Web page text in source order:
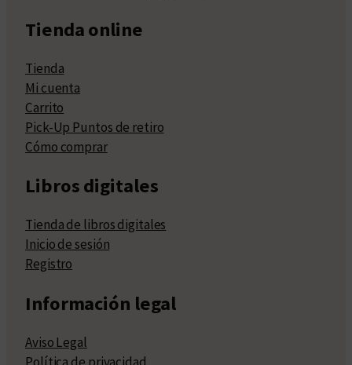
Tienda online
Tienda
Mi cuenta
Carrito
Pick-Up Puntos de retiro
Cómo comprar
Libros digitales
Tienda de libros digitales
Inicio de sesión
Registro
Información legal
Aviso Legal